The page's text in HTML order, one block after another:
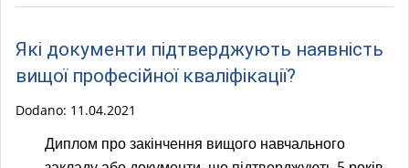
Які документи підтверджують наявність
вищої професійної кваліфікації?
Dodano: 11.04.2021
Диплом про закінчення вищого навчального